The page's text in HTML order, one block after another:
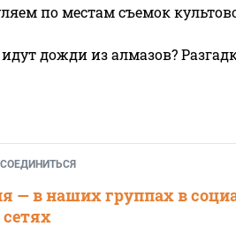
по местам съемок
дожди из алмазов?
— в наших группах в
сетях